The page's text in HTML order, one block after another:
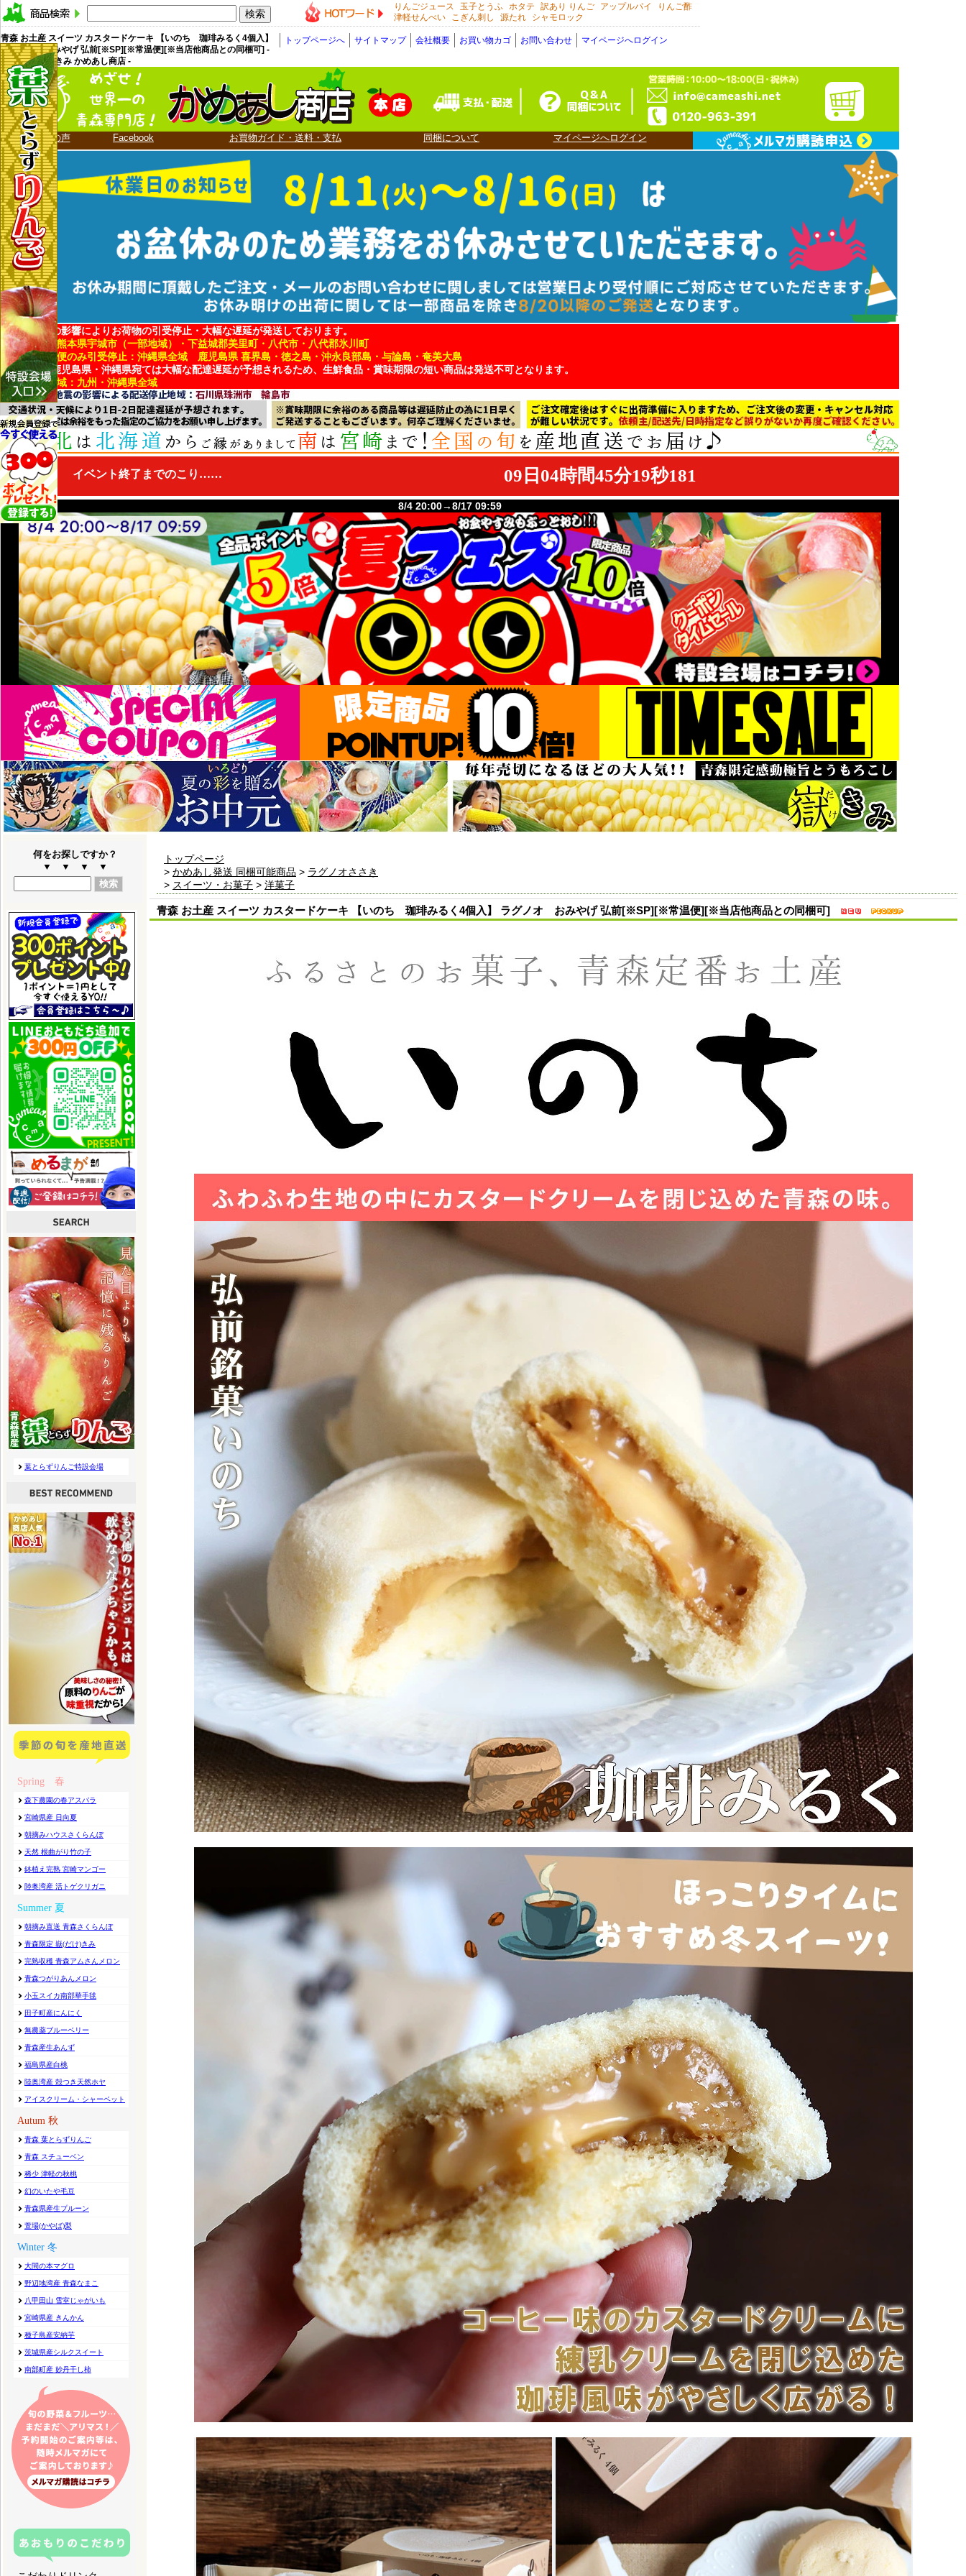
青森 お土産 スイーツ カスタードケーキ 【いのち 珈琲みるく4個入】
ラグノオ おみやげ 弘前[※SP][※常温便][※当店他商品との同梱可] -
青森りんご 嶽きみ かめあし商店 -
マイページへログイン
お問い合わせ
お買い物カゴ
会社概要
サイトマップ
トップページへ
HOTワード
りんごジュース 玉子とうふ ホタテ 訳あり りんご アップルパイ
りんご酢
津軽せんべい
こぎん刺し 源たれ シャモロック
お客様の声 Facebook お買物ガイド・送料・支払 同梱について マイページへログイン
地震・台風の影響によりお荷物の引受停止・大幅な遅延が発送しております。
■引受停止：熊本県宇城市（一部地域）・下益城郡美里町・八代市・八代郡氷川町
■冷蔵・冷凍便のみ引受停止：沖縄県全域 鹿児島県 喜界島・徳之島・沖永良部島・与論島・奄美大島
※熊本県・鹿児島県・沖縄県宛ては大幅な配達遅延が予想されるため、生鮮食品・賞味期限の短い商品は発送不可となります。
■配達遅延地域：九州・沖縄県全域
8/4 20:00→8/17 09:59
何をお探しですか？
▼ ▼ ▼ ▼
トップページ
> かめあし発送 同梱可能商品 > ラグノオささき
> スイーツ・お菓子 > 洋菓子
青森 お土産 スイーツ カスタードケーキ 【いのち 珈琲みるく4個入】 ラグノオ おみやげ 弘前[※SP][※常温便][※当店他商品との同梱可]